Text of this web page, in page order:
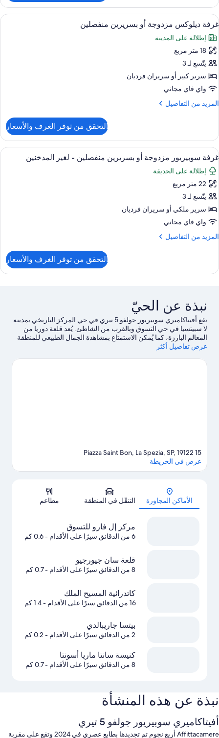
غرفة
سوبيريور
مزدوجة
استعراض
جميع
صور
غرفة
ديلوكس
مزدوجة
أو
بسريرين
منفصلين
21
غرفة ديلوكس مزدوجة أو بسريرين منفصلين
إطلالة على المدينة
18 متر مربع
يتّسع لـ 3
سرير كبير‫‬ أو سريران فرديان
واي فاي مجاني
المزيد من التفاصيل
المزيد
غرفة
ديلوكس
مزدوجة
بسريرين
منفصلين
التحقق من توفر الغرف والأسعار
استعراض
جميع
صور
غرفة
سوبيريور
مزدوجة
أو
بسريرين
منفصلين
المدخنين
ألحفة محشوة بالريش وخزنة داخل الغرفة
14
غرفة سوبيريور مزدوجة أو بسريرين منفصلين - لغير المدخنين
إطلالة على الحديقة
22 متر مربع
يتّسع لـ 3
سرير ملكي‫‬ أو سريران فرديان
واي فاي مجاني
المزيد من التفاصيل
المزيد
غرفة
بسريرين
منفصلين
المدخنين
التحقق من توفر الغرف والأسعار
نبذة عن الحيّ
تقع أفيتاكاميري سوبيريور جولفو 5 تيري في حي المركز التاريخي بمدينة
لا سبيتسيا في حي التسوق وبالقرب من الشاطئ. يُعد قلعة دوريا من
المعالم البارزة، كما يُمكن الاستمتاع بمشاهدة الجمال الطبيعي للمنطقة
في خليج لا سبيزيا وشاطئ ليريتشي.يُعد كل من فوسولا بيتش وكنيسة
المائية في المنطقة من خلال الغوص باستخدام المعدات والغوص بأنبوب
عرض تفاصيل أكثر
الخريطة
15 Piazza Saint Bon, La Spezia, SP, 19122
عرض في الخريطة
الأماكن المجاورة التنقّل في المنطقة مطاعم
مركز إل فارو للتسوق
6 من الدقائق سيرًا على الأقدام - 0.6 كم
قلعة سان جيورجيو
8 من الدقائق سيرًا على الأقدام - 0.7 كم
كاتدرائية المسيح الملك
16 من الدقائق سيرًا على الأقدام - 1.4 كم
بيتسا جاريبالدي
2 من الدقائق سيرًا على الأقدام - 0.2 كم
كنيسة سانتا ماريا أسونتا
8 من الدقائق سيرًا على الأقدام - 0.7 كم
نبذة عن هذه المنشأة
أفيتاكاميري سوبيريور جولفو 5 تيري
Affittacamere أربع نجوم تم تجديدها بطابع عصري في 2024 وتقع على مقربة